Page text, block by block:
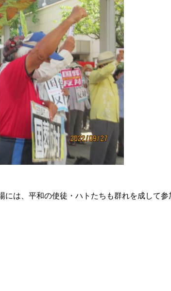
には、平和の使徒・ハトたちも群れを成して参